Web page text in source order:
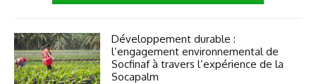
Développement durable :
l’engagement environnemental de
Socfinaf à travers l’expérience de la
Socapalm